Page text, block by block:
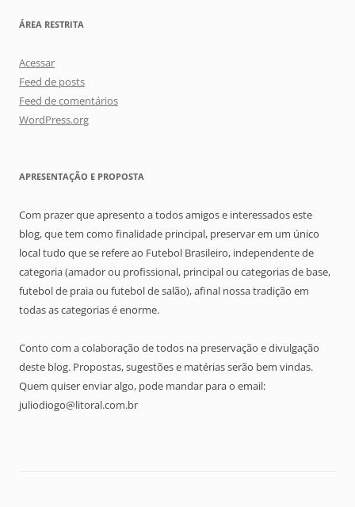
ÁREA RESTRITA
Acessar
Feed de posts
Feed de comentários
WordPress.org
APRESENTAÇÃO E PROPOSTA
Com prazer que apresento a todos amigos e interessados este
blog, que tem como finalidade principal, preservar em um único
local tudo que se refere ao Futebol Brasileiro, independente de
categoria (amador ou profissional, principal ou categorias de base,
futebol de praia ou futebol de salão), afinal nossa tradição em
todas as categorias é enorme.
Conto com a colaboração de todos na preservação e divulgação
deste blog. Propostas, sugestões e matérias serão bem vindas.
Quem quiser enviar algo, pode mandar para o email:
juliodiogo@litoral.com.br